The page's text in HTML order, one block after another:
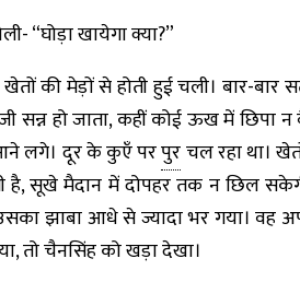
“घोड़ा खायेगा क्या?”
की मेड़ों से होती हुई चली। बार-
सन्न हो जाता, कहीं कोई ऊख में
लगे। दूर के कुएँ परपुरचल रहा था।
सूखे मैदान में दोपहर तक न छिल
झाबा आधे से ज्यादा भर गया। वह
तो चैनसिंह को खड़ा देखा।